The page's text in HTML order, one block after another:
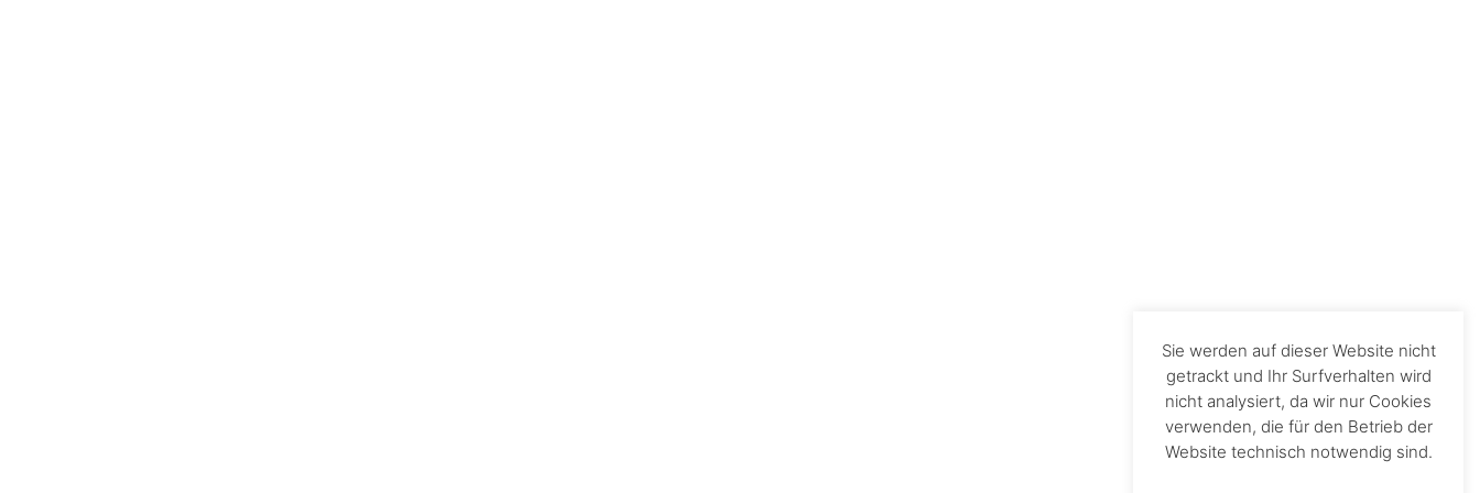
Sie werden auf dieser Website nicht
getrackt und Ihr Surfverhalten wird
nicht analysiert, da wir nur Cookies
verwenden, die für den Betrieb der
Website technisch notwendig sind.